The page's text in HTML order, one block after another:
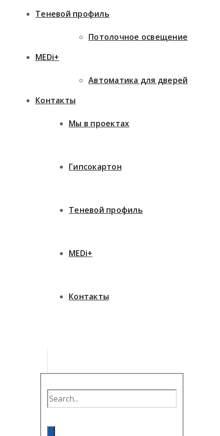
Теневой профиль
MEDi+
Контакты
Потолочное освещение
Автоматика для дверей
Мы в проектах
Гипсокартон
Теневой профиль
MEDi+
Контакты